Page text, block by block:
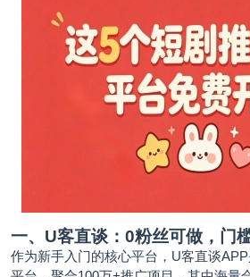
一、U客直谈：0粉丝可做，门
作为新手入门的核心平台，U客直谈